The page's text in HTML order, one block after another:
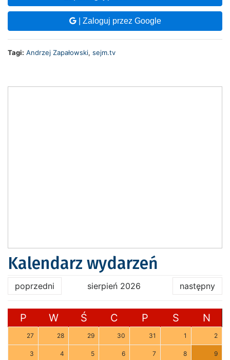
| Zaloguj przez Google
Tagi: Andrzej Zapałowski, sejm.tv
Kalendarz wydarzeń
poprzedni sierpień 2026 następny
P W Ś C P S N
27 28 29 30 31 1 2
3 4 5 6 7 8 9